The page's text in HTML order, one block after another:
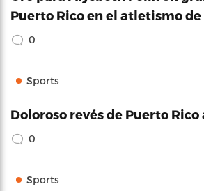
Puerto Rico en el atletismo de
0
Sports
Doloroso revés de Puerto
0
Sports